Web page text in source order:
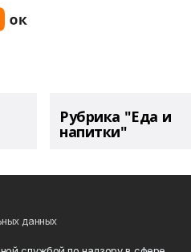
Рубрика "Еда и
напитки"
данных